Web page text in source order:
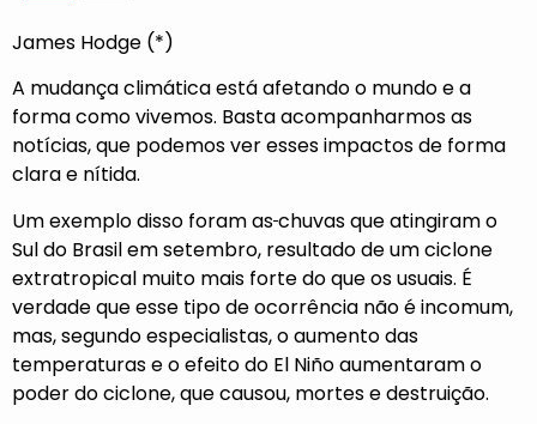
James Hodge (*)
A mudança climática está afetando o mundo e a
forma como vivemos. Basta acompanharmos as
notícias, que podemos ver esses impactos de forma
clara e nítida.
Um exemplo disso foram aschuvas que atingiram o
Sul do Brasil em setembro, resultado de um ciclone
extratropical muito mais forte do que os usuais. É
verdade que esse tipo de ocorrência não é incomum,
mas, segundo especialistas, o aumento das
temperaturas e o efeito do El Niño aumentaram o
poder do ciclone, que causou, mortes e destruição.